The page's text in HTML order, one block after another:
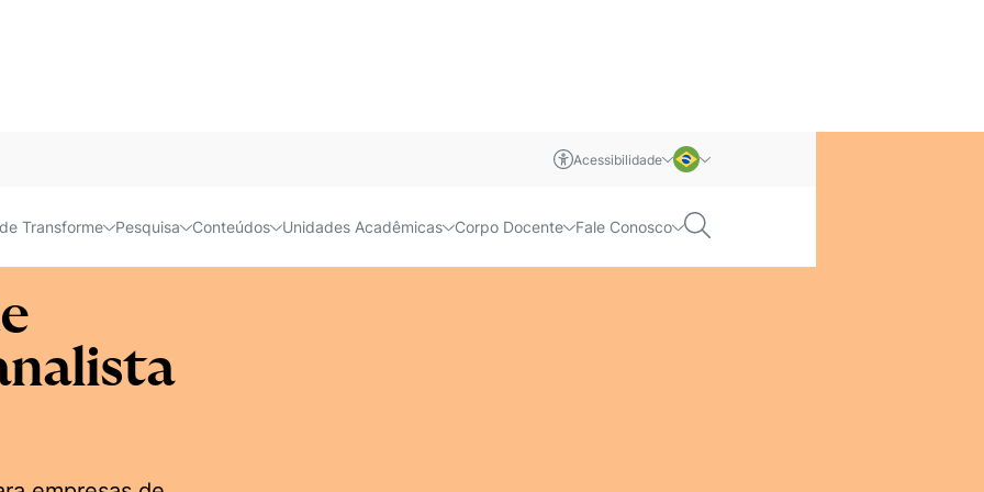
Acessibilidade
Português
Transforme Pesquisa Conteúdos Unidades Acadêmicas Corpo Docente Fale Conosco